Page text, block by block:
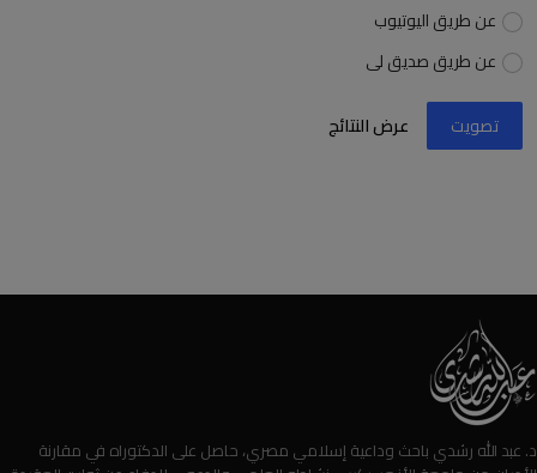
عن طريق اليوتيوب
عن طريق صديق لى
تصويت عرض النتائج
د. عبد الله رشدي باحث وداعية إسلامي مصري، حاصل على الدكتوراه في مقارنة